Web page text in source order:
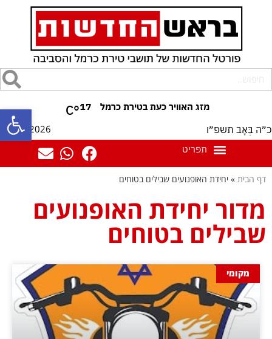
פתח 17
°C
כ״ה בְּאָב תשפ״ו 08/08/2026
דף הבית » יחידת האופנועים שבילים בטוחים
מדור יחידת האופנועים
שבילים בטוחים
מקומי